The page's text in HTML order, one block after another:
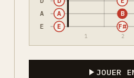
A
E
1 2
E F#
A B
JOUER